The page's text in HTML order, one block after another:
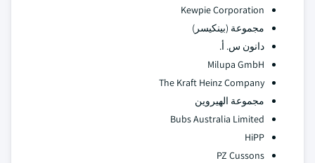
Kewpie Corporation
مجموعة (بينكيسر)
دانون س. أ.
Milupa GmbH
The Kraft Heinz Company
مجموعة الهيروين
Bubs Australia Limited
HiPP
PZ Cussons